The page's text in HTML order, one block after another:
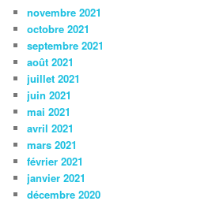
novembre 2021
octobre 2021
septembre 2021
août 2021
juillet 2021
juin 2021
mai 2021
avril 2021
mars 2021
février 2021
janvier 2021
décembre 2020